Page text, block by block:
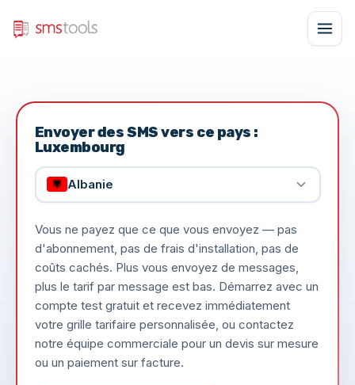
Envoyer des SMS vers ce pays :
Luxembourg
Albanie
Vous ne payez que ce que vous envoyez — pas
d'abonnement, pas de frais d'installation, pas de
coûts cachés. Plus vous envoyez de messages,
plus le tarif par message est bas. Démarrez avec un
compte test gratuit et recevez immédiatement
votre grille tarifaire personnalisée, ou contactez
notre équipe commerciale pour un devis sur mesure
ou un paiement sur facture.